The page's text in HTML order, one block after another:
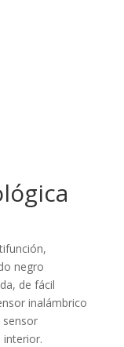
negro
de fácil
inalámbrico